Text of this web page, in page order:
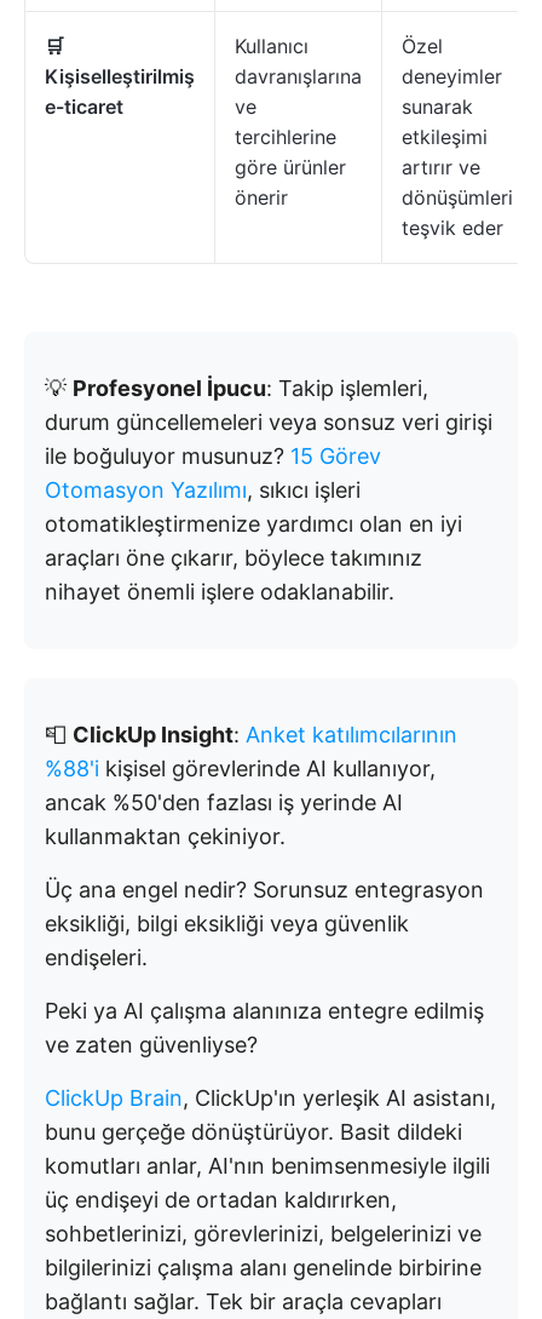
🛒
Kişiselleştirilmiş
e-ticaret
Kullanıcı
davranışlarına
ve
tercihlerine
göre ürünler
önerir
Özel
deneyimler
sunarak
etkileşimi
artırır ve
dönüşümleri
teşvik eder
💡 Profesyonel İpucu: Takip işlemleri,
durum güncellemeleri veya sonsuz veri girişi
ile boğuluyor musunuz? 15 Görev
Otomasyon Yazılımı, sıkıcı işleri
otomatikleştirmenize yardımcı olan en iyi
araçları öne çıkarır, böylece takımınız
nihayet önemli işlere odaklanabilir.
📮 ClickUp Insight: Anket katılımcılarının
%88'i kişisel görevlerinde AI kullanıyor,
ancak %50'den fazlası iş yerinde AI
kullanmaktan çekiniyor.
Üç ana engel nedir? Sorunsuz entegrasyon
eksikliği, bilgi eksikliği veya güvenlik
endişeleri.
Peki ya AI çalışma alanınıza entegre edilmiş
ve zaten güvenliyse?
ClickUp Brain, ClickUp'ın yerleşik AI asistanı,
bunu gerçeğe dönüştürüyor. Basit dildeki
komutları anlar, AI'nın benimsenmesiyle ilgili
üç endişeyi de ortadan kaldırırken,
sohbetlerinizi, görevlerinizi, belgelerinizi ve
bilgilerinizi çalışma alanı genelinde birbirine
bağlantı sağlar. Tek bir araçla cevapları